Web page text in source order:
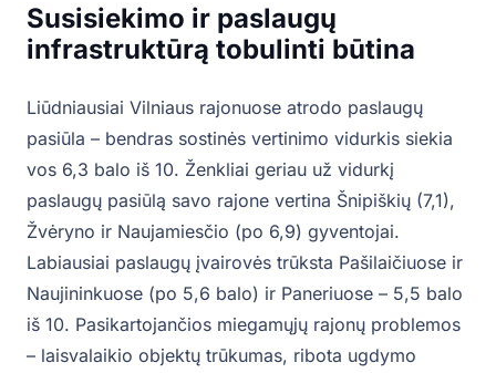
Susisiekimo ir paslaugų
infrastruktūrą tobulinti būtina
Liūdniausiai Vilniaus rajonuose atrodo paslaugų
pasiūla – bendras sostinės vertinimo vidurkis siekia
vos 6,3 balo iš 10. Ženkliai geriau už vidurkį
paslaugų pasiūlą savo rajone vertina Šnipiškių (7,1),
Žvėryno ir Naujamiesčio (po 6,9) gyventojai.
Labiausiai paslaugų įvairovės trūksta Pašilaičiuose ir
Naujininkuose (po 5,6 balo) ir Paneriuose – 5,5 balo
iš 10. Pasikartojančios miegamųjų rajonų problemos
– laisvalaikio objektų trūkumas, ribota ugdymo